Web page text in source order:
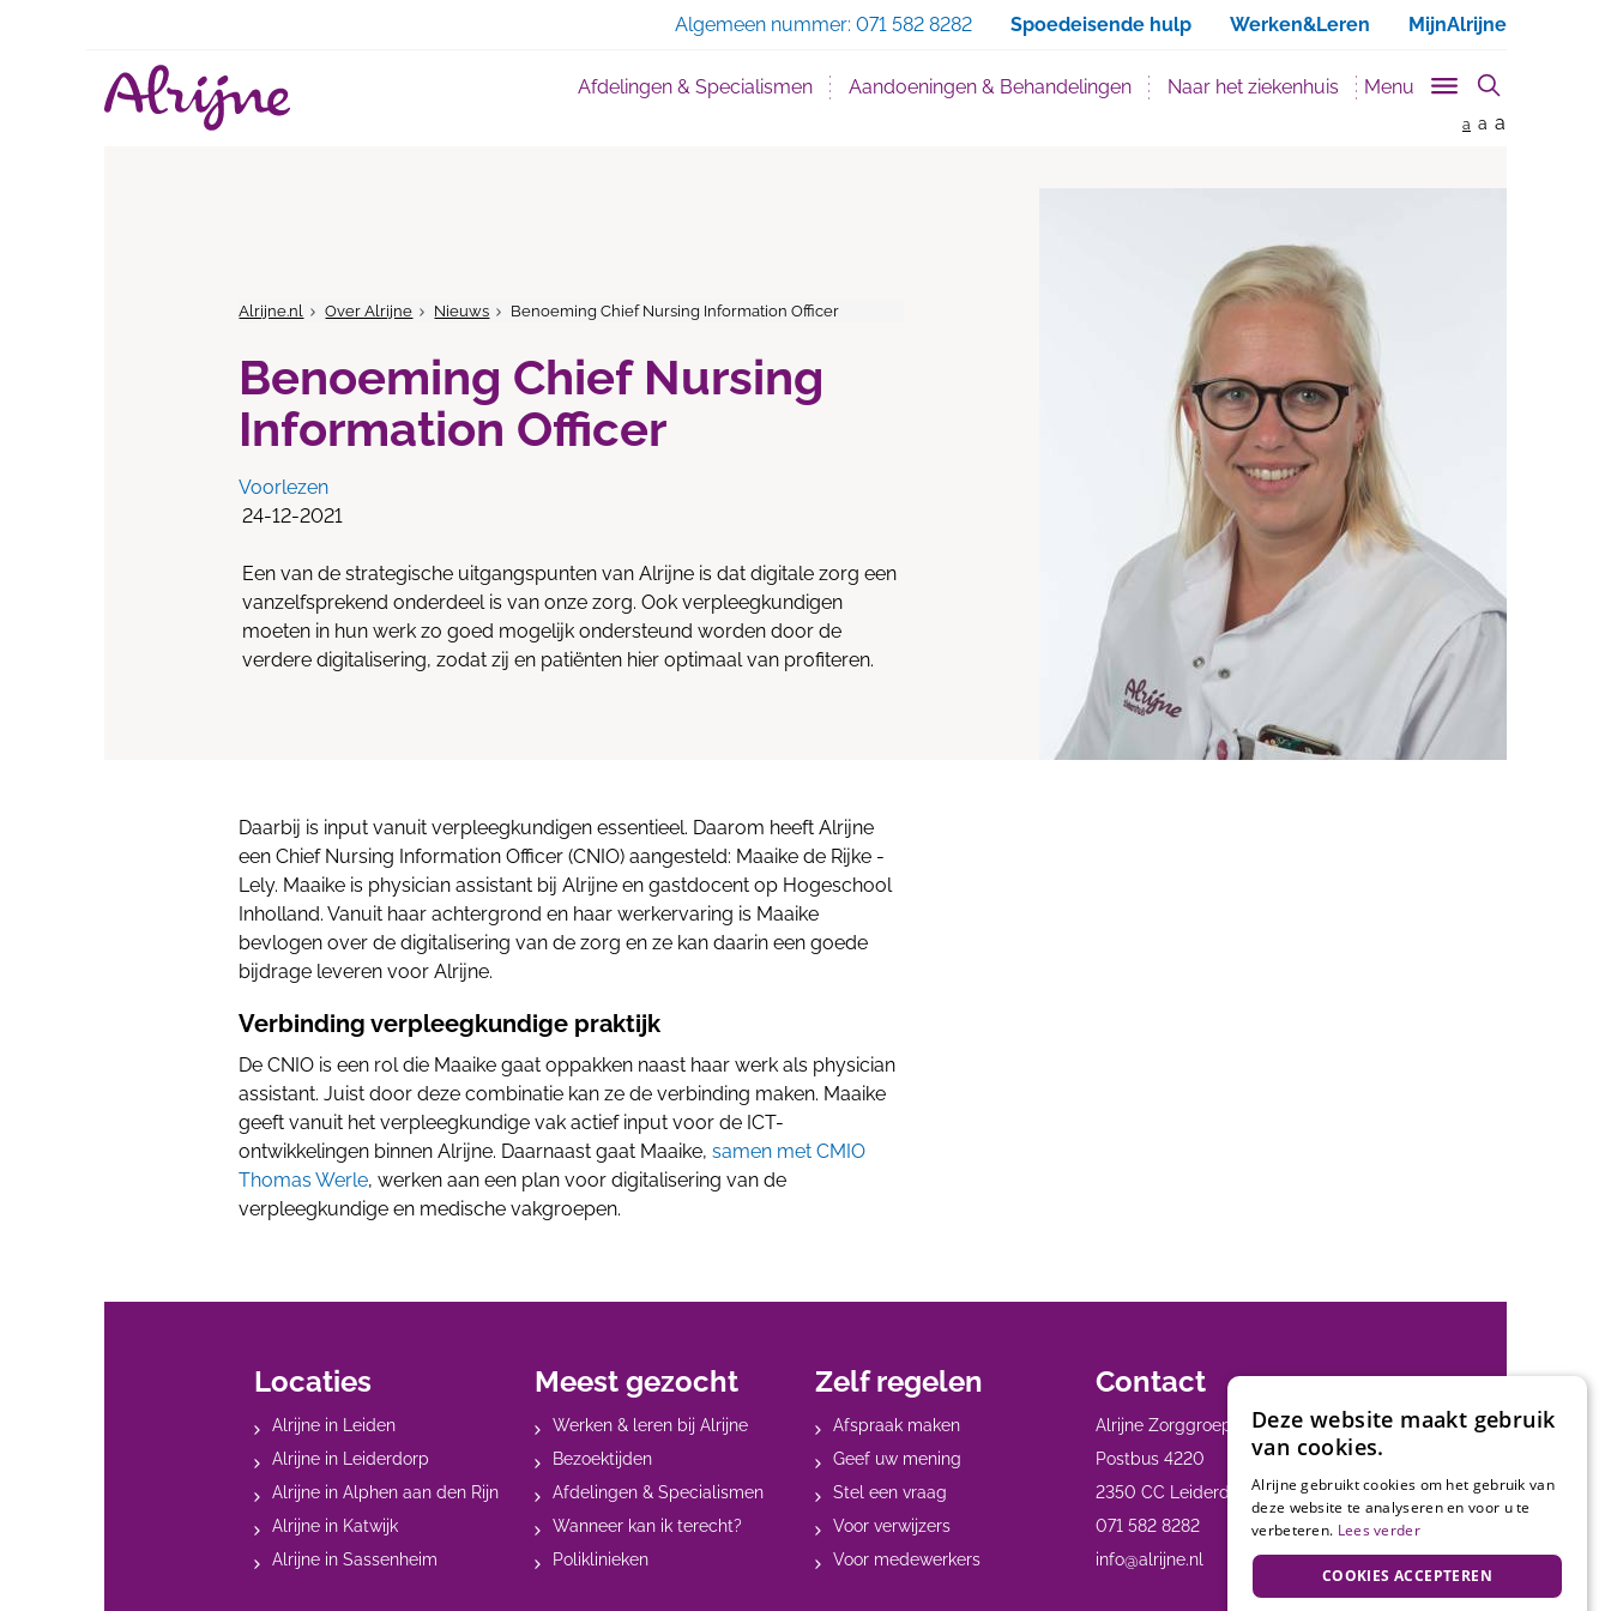
Algemeen nummer: 071 582 8282 Spoedeisende hulp Werken&Leren MijnAlrijne
Afdelingen & Specialismen Aandoeningen & Behandelingen Naar het ziekenhuis Menu
a a a
Alrijne.nl Over Alrijne Nieuws Benoeming Chief Nursing Information Officer
Benoeming Chief Nursing
Information Officer
Voorlezen
24-12-2021
Een van de strategische uitgangspunten van Alrijne is dat digitale zorg een
vanzelfsprekend onderdeel is van onze zorg. Ook verpleegkundigen
moeten in hun werk zo goed mogelijk ondersteund worden door de
verdere digitalisering, zodat zij en patiënten hier optimaal van profiteren.
Daarbij is input vanuit verpleegkundigen essentieel. Daarom heeft Alrijne
een Chief Nursing Information Officer (CNIO) aangesteld: Maaike de Rijke -
Lely. Maaike is physician assistant bij Alrijne en gastdocent op Hogeschool
Inholland. Vanuit haar achtergrond en haar werkervaring is Maaike
bevlogen over de digitalisering van de zorg en ze kan daarin een goede
bijdrage leveren voor Alrijne.
Verbinding verpleegkundige praktijk
De CNIO is een rol die Maaike gaat oppakken naast haar werk als physician
assistant. Juist door deze combinatie kan ze de verbinding maken. Maaike
geeft vanuit het verpleegkundige vak actief input voor de ICT-
ontwikkelingen binnen Alrijne. Daarnaast gaat Maaike,samen met CMIO
Thomas Werle, werken aan een plan voor digitalisering van de
verpleegkundige en medische vakgroepen.
Locaties
Alrijne in Leiden
Alrijne in Leiderdorp
Alrijne in Alphen aan den Rijn
Alrijne in Katwijk
Alrijne in Sassenheim
Meest gezocht
Werken & leren bij Alrijne
Bezoektijden
Afdelingen & Specialismen
Wanneer kan ik terecht?
Poliklinieken
Zelf regelen
Afspraak maken
Geef uw mening
Stel een vraag
Voor verwijzers
Voor medewerkers
Contact
Alrijne Zorggroep
Postbus 4220
2350 CC Leiderdorp
071 582 8282
info@alrijne.nl
Deze website maakt gebruik
van cookies.
Alrijne gebruikt cookies om het gebruik van
deze website te analyseren en voor u te
verbeteren. Lees verder
COOKIES ACCEPTEREN